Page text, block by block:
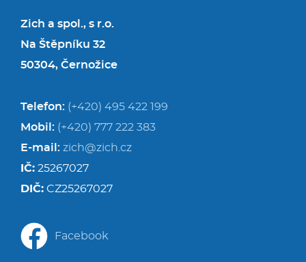
Zich a spol., s r.o.
Na Štěpníku 32
50304, Černožice
Telefon: (+420) 495 422 199
Mobil: (+420) 777 222 383
E-mail: zich@zich.cz
IČ: 25267027
DIČ: CZ25267027
Facebook